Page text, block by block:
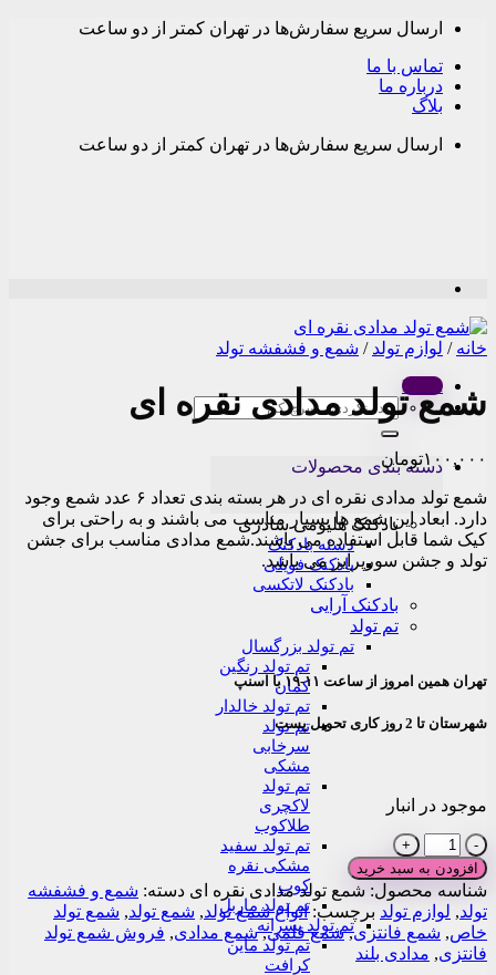
Skip
content
ارسال سریع سفارش‌ها در تهران کمتر از دو ساعت
تماس با ما
درباره ما
بلاگ
ارسال سریع سفارش‌ها در تهران کمتر از دو ساعت
Menu
جستجو
برای:
دسته بندی محصولات
بادکنک هلیومی شادزی
دسته بادکنک
بادکنک فویلی
بادکنک لاتکسی
بادکنک آرایی
تم تولد
تم تولد بزرگسال
تم تولد رنگین
کمان
تم تولد خالدار
تم تولد
سرخابی
مشکی
تم تولد
لاکچری
طلاکوب
تم تولد سفید
مشکی نقره
کوب
تم تولد ماربل
تم تولد پسرانه
تم تولد ماین
کرافت
خانه / لوازم تولد / شمع و فشفشه تولد
شمع تولد مدادی نقره ای
۱۰۰,۰۰۰تومان
شمع تولد مدادی نقره ای در هر بسته بندی تعداد ۶ عدد شمع وجود
دارد. ابعاد این شمع ها بسیار مناسب می باشند و به راحتی برای
کیک شما قابل استفاده می باشند.شمع مدادی مناسب برای جشن
تولد و جشن سورپرایز می باشد.
تهران همین امروز از ساعت ۱۱-۱۹ با اسنپ
شهرستان تا 2 روز کاری تحویل پست
موجود در انبار
شمع
تولد
مدادی
نقره
عدد
افزودن به سبد خرید
شناسه محصول: شمع تولد مدادی نقره ای دسته: شمع و فشفشه
تولد, لوازم تولد برچسب:انواع شمع تولد, شمع تولد, شمع تولد
خاص, شمع فانتزی,شمع قلمی,شمع مدادی, فروش شمع تولد
فانتزی, مدادی بلند